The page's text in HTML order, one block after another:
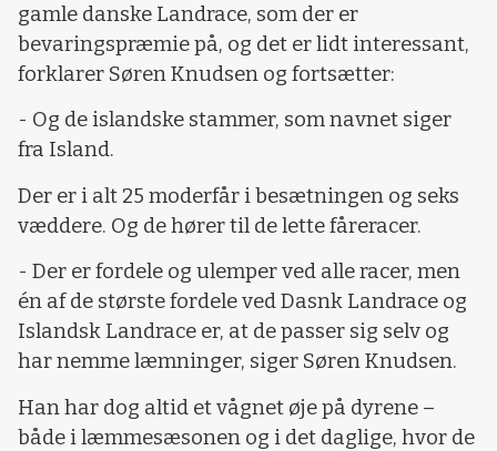
gamle danske Landrace, som der er
bevaringspræmie på, og det er lidt interessant,
forklarer Søren Knudsen og fortsætter:
- Og de islandske stammer, som navnet siger
fra Island.
Der er i alt 25 moderfår i besætningen og seks
væddere. Og de hører til de lette fåreracer.
- Der er fordele og ulemper ved alle racer, men
én af de største fordele ved Dasnk Landrace og
Islandsk Landrace er, at de passer sig selv og
har nemme læmninger, siger Søren Knudsen.
Han har dog altid et vågnet øje på dyrene –
både i læmmesæsonen og i det daglige, hvor de